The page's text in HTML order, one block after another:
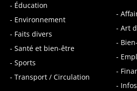
- Éducation
- Environnement
- Faits divers
- Santé et bien-être
- Sports
- Transport / Circulation
-
- Art
-
-
-
-